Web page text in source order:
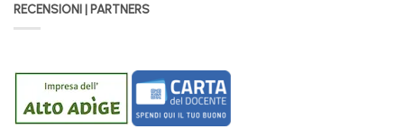
RECENSIONI | PARTNERS